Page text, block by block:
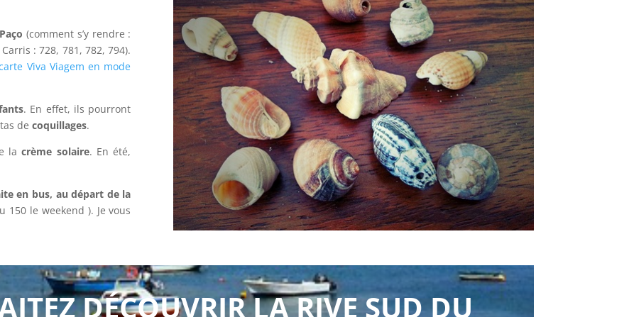
(comment s’y rendre :
: 728, 781, 782, 794).
Viva Viagem en mode
. En effet, ils pourront
decoquillages.
lacrème solaire. En été,
en bus, au départ de la
150 le weekend ). Je vous
DÉCOUVRIR LA RIVE SUD DU